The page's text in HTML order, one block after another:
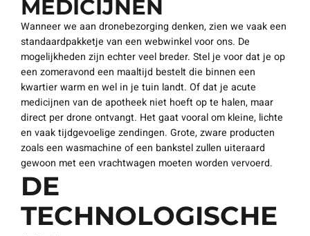
MEDICIJNEN
Wanneer we aan dronebezorging denken, zien we vaak een
standaardpakketje van een webwinkel voor ons. De
mogelijkheden zijn echter veel breder. Stel je voor dat je op
een zomeravond een maaltijd bestelt die binnen een
kwartier warm en wel in je tuin landt. Of dat je acute
medicijnen van de apotheek niet hoeft op te halen, maar
direct per drone ontvangt. Het gaat vooral om kleine, lichte
en vaak tijdgevoelige zendingen. Grote, zware producten
zoals een wasmachine of een bankstel zullen uiteraard
gewoon met een vrachtwagen moeten worden vervoerd.
DE
TECHNOLOGISCHE